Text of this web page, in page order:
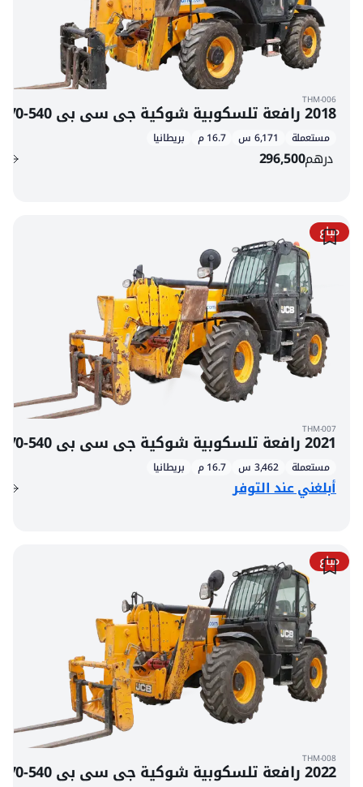
THM-006
2018 رافعة تلسكوبية شوكية جي سي بي 540-170
مستعملة 6,171 س 16.7 م بريطانيا
درهم296,500
مباع
THM-007
2021 رافعة تلسكوبية شوكية جي سي بي 540-170
مستعملة 3,462 س 16.7 م بريطانيا
أبلغني عند التوفر
مباع
THM-008
2022 رافعة تلسكوبية شوكية جي سي بي 540-170